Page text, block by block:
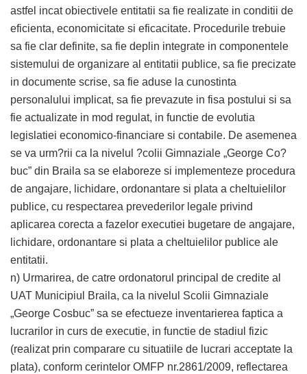
astfel incat obiectivele entitatii sa fie realizate in conditii de
eficienta, economicitate si eficacitate. Procedurile trebuie
sa fie clar definite, sa fie deplin integrate in componentele
sistemului de organizare al entitatii publice, sa fie precizate
in documente scrise, sa fie aduse la cunostinta
personalului implicat, sa fie prevazute in fisa postului si sa
fie actualizate in mod regulat, in functie de evolutia
legislatiei economico-financiare si contabile. De asemenea
se va urm?rii ca la nivelul ?colii Gimnaziale „George Co?
buc” din Braila sa se elaboreze si implementeze procedura
de angajare, lichidare, ordonantare si plata a cheltuielilor
publice, cu respectarea prevederilor legale privind
aplicarea corecta a fazelor executiei bugetare de angajare,
lichidare, ordonantare si plata a cheltuielilor publice ale
entitatii.
n) Urmarirea, de catre ordonatorul principal de credite al
UAT Municipiul Braila, ca la nivelul Scolii Gimnaziale
„George Cosbuc” sa se efectueze inventarierea faptica a
lucrarilor in curs de executie, in functie de stadiul fizic
(realizat prin comparare cu situatiile de lucrari acceptate la
plata), conform cerintelor OMFP nr.2861/2009, reflectarea